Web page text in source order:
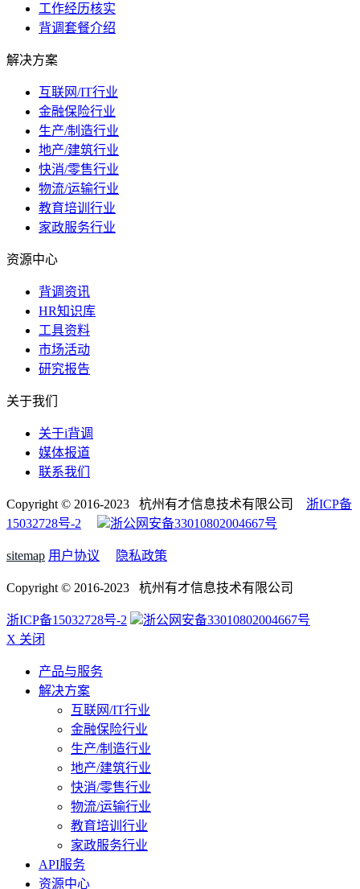
工作经历核实
背调套餐介绍
解决方案
互联网/IT行业
金融保险行业
生产/制造行业
地产/建筑行业
快消/零售行业
物流/运输行业
教育培训行业
家政服务行业
资源中心
背调资讯
HR知识库
工具资料
市场活动
研究报告
关于我们
关于i背调
媒体报道
联系我们
Copyright © 2016-2023 杭州有才信息技术有限公司 浙ICP备
15032728号-2
浙公网安备33010802004667号
sitemap 用户协议 隐私政策
Copyright © 2016-2023 杭州有才信息技术有限公司
浙ICP备15032728号-2
浙公网安备33010802004667号
X 关闭
产品与服务
解决方案
互联网/IT行业
金融保险行业
生产/制造行业
地产/建筑行业
快消/零售行业
物流/运输行业
教育培训行业
家政服务行业
API服务
资源中心